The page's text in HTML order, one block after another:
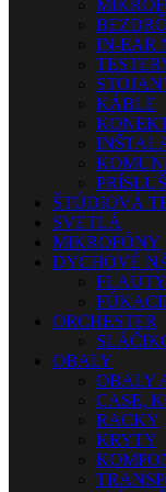
IN-EAR
KÁBLE
ŠTÚDIOVÁ
SVETLÁ
MIKROFÓNY
DYCHOVÉ
ORCHESTER
OBALY
OBALY
CASE,
RACKY
KRYTY